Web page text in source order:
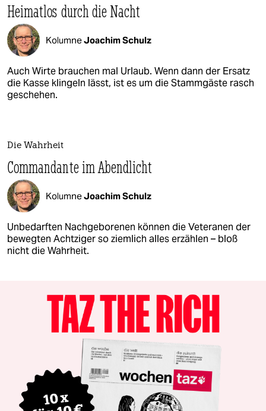
Heimatlos durch die Nacht
KolumneJoachim Schulz
Auch Wirte brauchen mal Urlaub. Wenn dann der Ersatz
die Kasse klingeln lässt, ist es um die Stammgäste rasch
geschehen.
Die Wahrheit
Commandante im Abendlicht
KolumneJoachim Schulz
Unbedarften Nachgeborenen können die Veteranen der
bewegten Achtziger so ziemlich alles erzählen – bloß
nicht die Wahrheit.